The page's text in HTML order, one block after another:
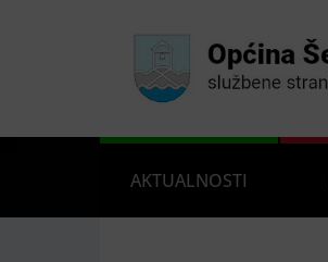
AKTUALNOSTI